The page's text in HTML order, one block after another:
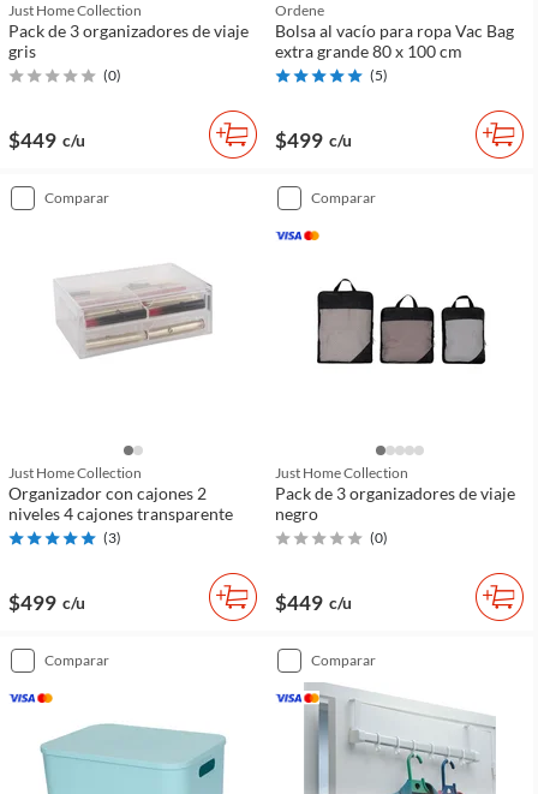
Just Home Collection
Pack de 3 organizadores de viaje
gris
(0)
$449 c/u
Ordene
Bolsa al vacío para ropa Vac Bag
extra grande 80 x 100 cm
(5)
$499 c/u
comparar
Just Home Collection
Organizador con cajones 2
niveles 4 cajones transparente
(3)
$499 c/u
comparar
Just Home Collection
Pack de 3 organizadores de viaje
negro
(0)
$449 c/u
comparar comparar